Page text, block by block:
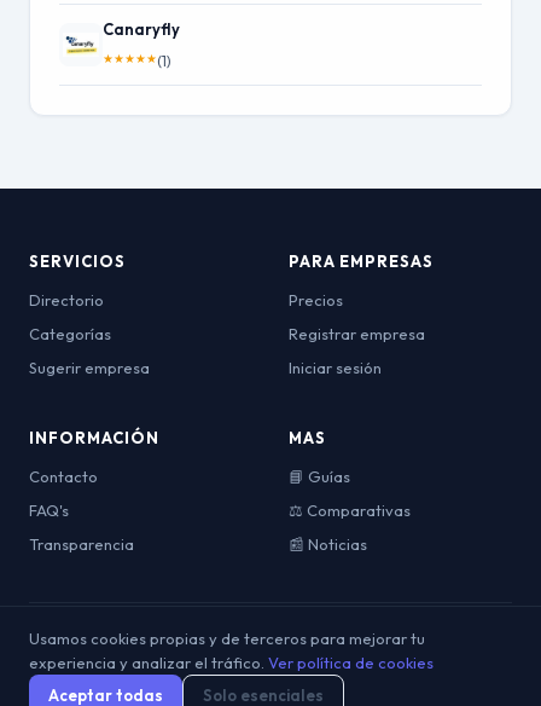
Canaryfly
★★★★★(1)
SERVICIOS
Directorio
Categorías
Sugerir empresa
PARA EMPRESAS
Precios
Registrar empresa
Iniciar sesión
INFORMACIÓN
Contacto
FAQ's
Transparencia
MAS
📘 Guías
⚖️ Comparativas
📰 Noticias
© 2026 OpinionesDeViajes. Todos los derechos reservados.
Aviso
Legal
Política de
Privacidad
Política de
Cookies
Términos y
Usamos cookies propias y de terceros para mejorar tu
experiencia y analizar el tráfico. Ver política de cookies
Aceptar todas
Solo esenciales